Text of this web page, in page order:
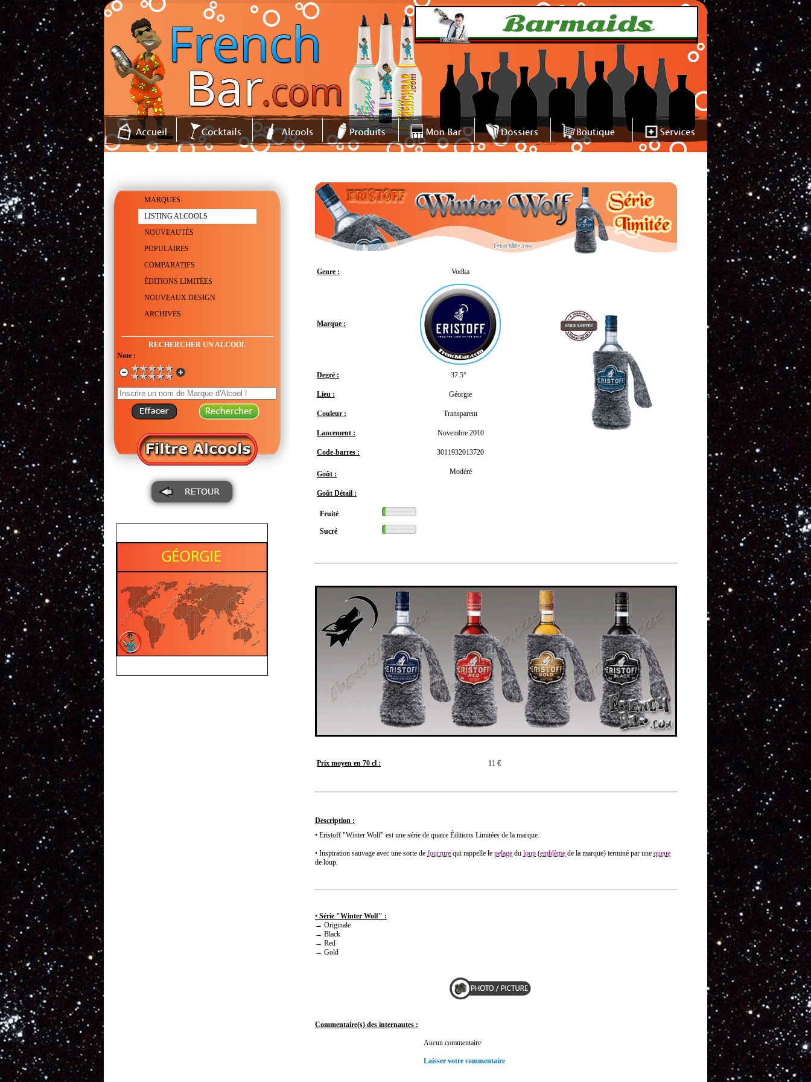
MARQUES
LISTING ALCOOLS
NOUVEAUTÉS
POPULAIRES
COMPARATIFS
ÉDITIONS LIMITÉES
NOUVEAUX DESIGN
ARCHIVES
RECHERCHER UN ALCOOL
Note :
Genre : Vodka
Marque :
Degré : 37.5°
Lieu : Géorgie
Couleur : Transparent
Lancement : Novembre 2010
Code-barres : 3011932013720
Goût : Modéré
Goût Détail :
Fruité
Sucré
Prix moyen en 70 cl : 11 €
Description :
• Eristoff "Winter Wolf" est une série de quatre Éditions Limitées de la marque.
• Inspiration sauvage avec une sorte de fourrure qui rappelle le pelage du loup (emblème de la marque) terminé par une queue
de loup.
• Série "Winter Wolf" :
→ Originale
→ Black
→ Red
→ Gold
Commentaire(s) des internautes :
Aucun commentaire
Laisser votre commentaire